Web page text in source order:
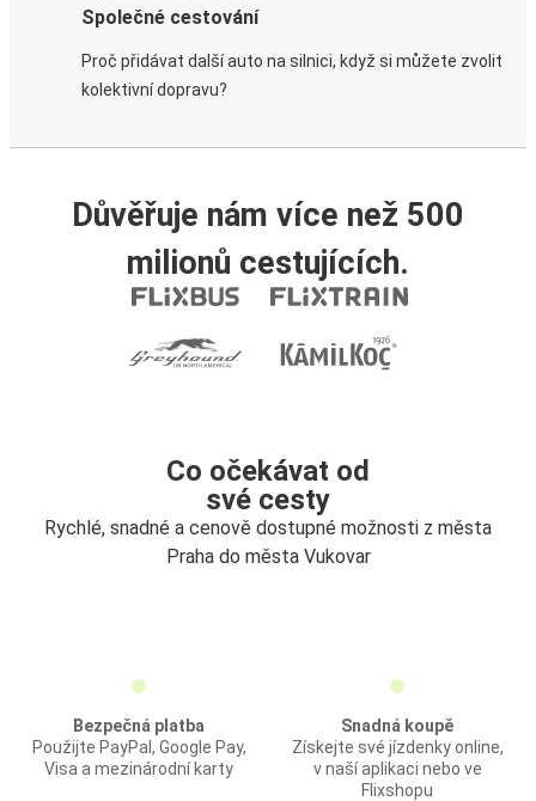
Společné cestování
Proč přidávat další auto na silnici, když si můžete zvolit
kolektivní dopravu?
Důvěřuje nám více než 500
milionů cestujících.
Co očekávat od
své cesty
Rychlé, snadné a cenově dostupné možnosti z města
Praha do města Vukovar
Bezpečná platba
Použijte PayPal, Google Pay,
Visa a mezinárodní karty
Snadná koupě
Získejte své jízdenky online,
v naší aplikaci nebo ve
Flixshopu